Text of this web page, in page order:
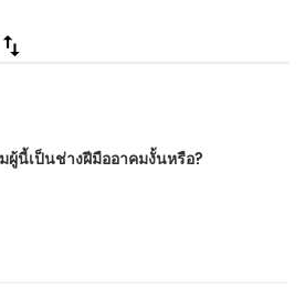
ผู้นี้เป็นช่างฝีมืออาคมงั้นหรือ?